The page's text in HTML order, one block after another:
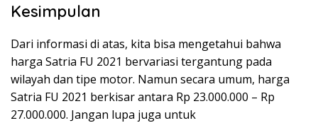
Kesimpulan
Dari informasi di atas, kita bisa mengetahui bahwa
harga Satria FU 2021 bervariasi tergantung pada
wilayah dan tipe motor. Namun secara umum, harga
Satria FU 2021 berkisar antara Rp 23.000.000 – Rp
27.000.000. Jangan lupa juga untuk